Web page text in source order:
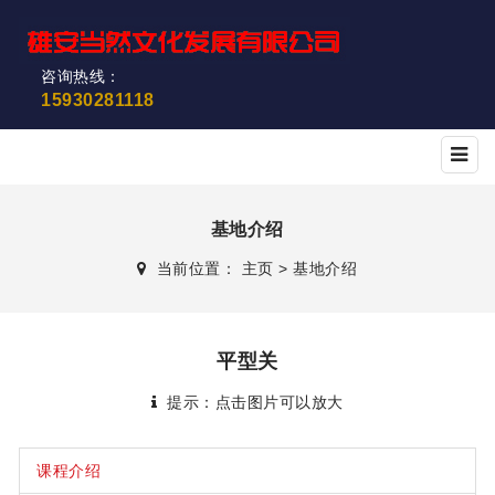
咨询热线：
15930281118
基地介绍
当前位置： 主页 >基地介绍
平型关
提示：点击图片可以放大
课程介绍